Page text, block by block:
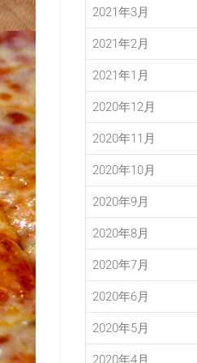
2021年3月
2021年2月
2021年1月
2020年12月
2020年11月
2020年10月
2020年9月
2020年8月
2020年7月
2020年6月
2020年5月
2020年4月